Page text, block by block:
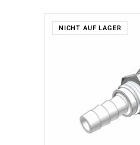
NICHT AUF LAGER